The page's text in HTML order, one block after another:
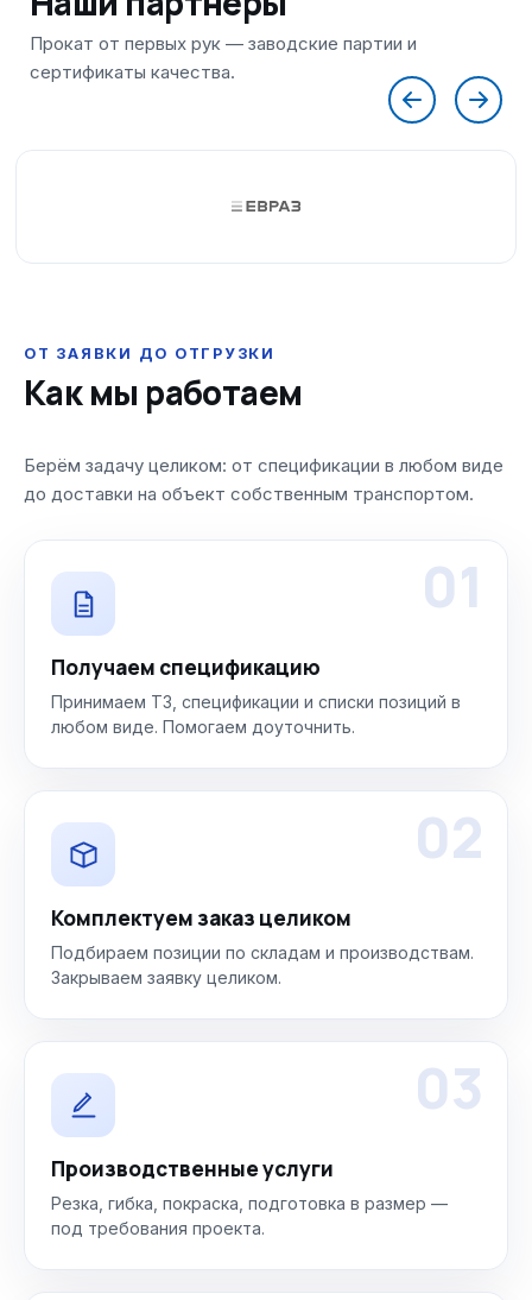
ОТ ЗАЯВКИ ДО ОТГРУЗКИ
Как мы работаем
Берём задачу целиком: от спецификации в любом виде
до доставки на объект собственным транспортом.
01
Получаем спецификацию
Принимаем ТЗ, спецификации и списки позиций в
любом виде. Помогаем доуточнить.
02
Комплектуем заказ целиком
Подбираем позиции по складам и производствам.
Закрываем заявку целиком.
03
Производственные услуги
Резка, гибка, покраска, подготовка в размер —
под требования проекта.